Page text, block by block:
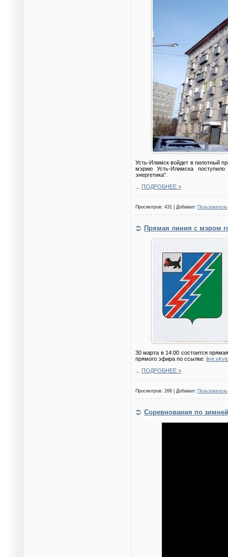
Усть-Илимск войдет в пилотный
мэрию Усть-Илимска
энергетика".
ПОДРОБНЕЕ »
Просмотров: 431 | Добавил: Пользователь
Прямая линия с мэром
30 марта в 14:00 состоится
прямого эфира по ссылке:
ПОДРОБНЕЕ »
Просмотров: 268 | Добавил: Пользователь
Соревнования по